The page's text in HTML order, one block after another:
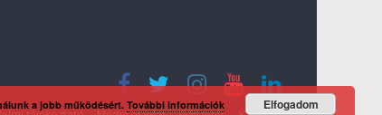
a jobb működésért. További információk Elfogadom